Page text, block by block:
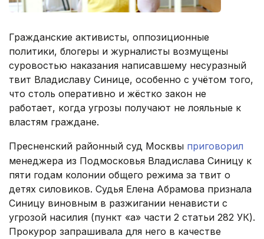
Гражданские активисты, оппозиционные
политики, блогеры и журналисты возмущены
суровостью наказания написавшему несуразный
твит Владиславу Синице, особенно с учётом того,
что столь оперативно и жёстко закон не
работает, когда угрозы получают не лояльные к
властям граждане.
Пресненский районный суд Москвы приговорил
менеджера из Подмосковья Владислава Синицу к
пяти годам колонии общего режима за твит о
детях силовиков. Судья Елена Абрамова признала
Синицу виновным в разжигании ненависти с
угрозой насилия (пункт «а» части 2 статьи 282 УК).
Прокурор запрашивала для него в качестве